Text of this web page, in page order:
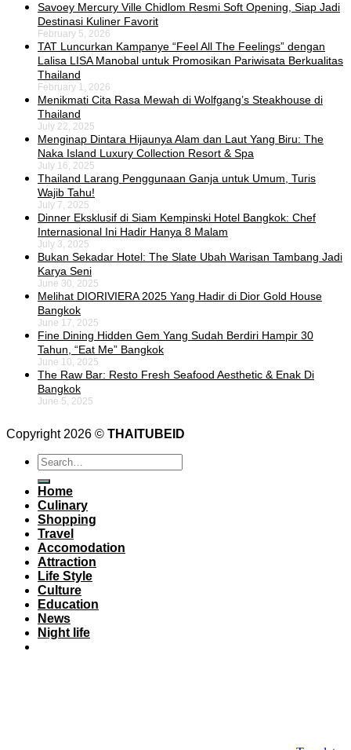
Savoey Mercury Ville Chidlom Resmi Soft Opening, Siap Jadi
Destinasi Kuliner Favorit
February 5, 2026
TAT Luncurkan Kampanye “Feel All The Feelings” dengan
Lalisa LISA Manobal untuk Promosikan Pariwisata Berkualitas
Thailand
February 1, 2026
Menikmati Cita Rasa Mewah di Wolfgang’s Steakhouse di
Thailand
July 22, 2025
Menginap Dintara Hijaunya Alam dan Laut Yang Biru: The
Naka Island Luxury Collection Resort & Spa
July 16, 2025
Thailand Larang Penggunaan Ganja untuk Umum, Turis
Wajib Tahu!
July 7, 2025
Dinner Eksklusif di Siam Kempinski Hotel Bangkok: Chef
Internasional Ini Hadir Hanya 8 Malam
July 3, 2025
Bukan Sekadar Hotel: The Slate Ubah Warisan Tambang Jadi
Karya Seni
June 30, 2025
Melihat DIORIVIERA 2025 Yang Hadir di Dior Gold House
Bangkok
June 17, 2025
Fine Dining Hidden Gem Yang Sudah Berdiri Hampir 30
Tahun, “Eat Me” Bangkok
June 10, 2025
The Raw Bar: Resto Fresh Seafood Aesthetic & Enak Di
Bangkok
June 5, 2025
Copyright 2026 © THAITUBEID
Home
Culinary
Shopping
Travel
Accomodation
Attraction
Life Style
Culture
Education
News
Night life